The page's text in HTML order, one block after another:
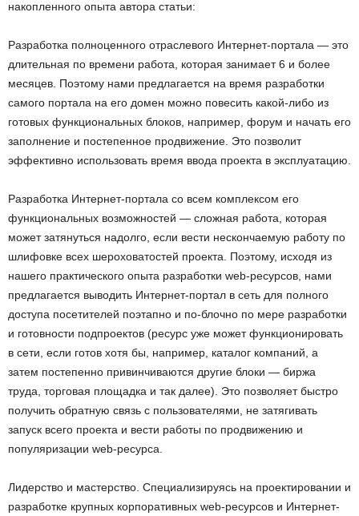
накопленного опыта автора статьи:
Разработка полноценного отраслевого Интернет-портала — это
длительная по времени работа, которая занимает 6 и более
месяцев. Поэтому нами предлагается на время разработки
самого портала на его домен можно повесить какой-либо из
готовых функциональных блоков, например, форум и начать его
заполнение и постепенное продвижение. Это позволит
эффективно использовать время ввода проекта в эксплуатацию.
Разработка Интернет-портала со всем комплексом его
функциональных возможностей — сложная работа, которая
может затянуться надолго, если вести нескончаемую работу по
шлифовке всех шероховатостей проекта. Поэтому, исходя из
нашего практического опыта разработки web-ресурсов, нами
предлагается выводить Интернет-портал в сеть для полного
доступа посетителей поэтапно и по-блочно по мере разработки
и готовности подпроектов (ресурс уже может функционировать
в сети, если готов хотя бы, например, каталог компаний, а
затем постепенно привинчиваются другие блоки — биржа
труда, торговая площадка и так далее). Это позволяет быстро
получить обратную связь с пользователями, не затягивать
запуск всего проекта и вести работы по продвижению и
популяризации web-ресурса.
Лидерство и мастерство. Специализируясь на проектировании и
разработке крупных корпоративных web-ресурсов и Интернет-